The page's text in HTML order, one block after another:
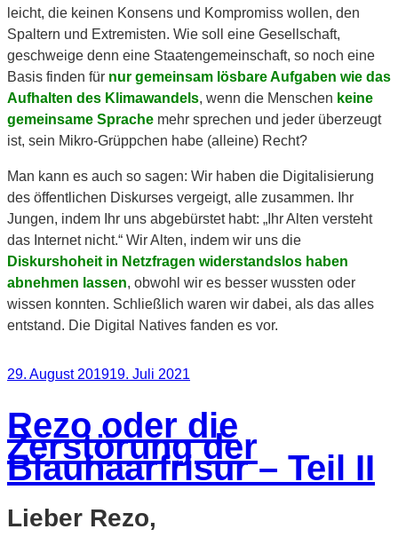
leicht, die keinen Konsens und Kompromiss wollen, den
Spaltern und Extremisten. Wie soll eine Gesellschaft,
geschweige denn eine Staatengemeinschaft, so noch eine
Basis finden für nur gemeinsam lösbare Aufgaben wie das
Aufhalten des Klimawandels, wenn die Menschen keine
gemeinsame Sprache mehr sprechen und jeder überzeugt
ist, sein Mikro-Grüppchen habe (alleine) Recht?
Man kann es auch so sagen: Wir haben die Digitalisierung
des öffentlichen Diskurses vergeigt, alle zusammen. Ihr
Jungen, indem Ihr uns abgebürstet habt: „Ihr Alten versteht
das Internet nicht.“ Wir Alten, indem wir uns die
Diskurshoheit in Netzfragen widerstandslos haben
abnehmen lassen, obwohl wir es besser wussten oder
wissen konnten. Schließlich waren wir dabei, als das alles
entstand. Die Digital Natives fanden es vor.
Veröffentlicht
29. August 201919. Juli 2021
Rezo oder die
Zerstörung der
Blauhaarfrisur – Teil II
Lieber Rezo,